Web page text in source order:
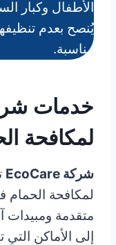
الأطفال وكبار
يُنصح بعدم
مناسبة.
خدمات
لمكافحة
شركة EcoCare
لمكافحة الحمام
متقدمة ومبيدات
إلى الأماكن